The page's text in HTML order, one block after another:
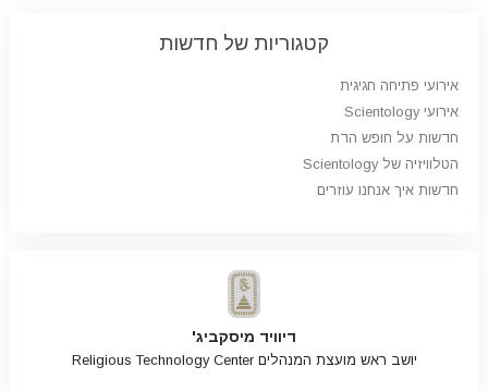
קטגוריות של חדשות
אירועי פתיחה חגיגית
אירועי Scientology
חדשות על חופש הדת
הטלוויזיה של Scientology
חדשות איך אנחנו עוזרים
דיוויד מיסקביג'
יושב ראש מועצת המנהלים Religious Technology Center